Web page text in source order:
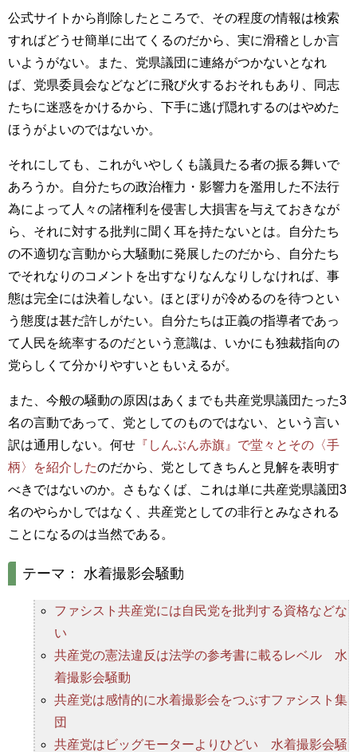
公式サイトから削除したところで、その程度の情報は検索
すればどうせ簡単に出てくるのだから、実に滑稽としか言
いようがない。また、党県議団に連絡がつかないとなれ
ば、党県委員会などなどに飛び火するおそれもあり、同志
たちに迷惑をかけるから、下手に逃げ隠れするのはやめた
ほうがよいのではないか。
それにしても、これがいやしくも議員たる者の振る舞いで
あろうか。自分たちの政治権力・影響力を濫用した不法行
為によって人々の諸権利を侵害し大損害を与えておきなが
ら、それに対する批判に聞く耳を持たないとは。自分たち
の不適切な言動から大騒動に発展したのだから、自分たち
でそれなりのコメントを出すなりなんなりしなければ、事
態は完全には決着しない。ほとぼりが冷めるのを待つとい
う態度は甚だ許しがたい。自分たちは正義の指導者であっ
て人民を統率するのだという意識は、いかにも独裁指向の
党らしくて分かりやすいともいえるが。
また、今般の騒動の原因はあくまでも共産党県議団たった3
名の言動であって、党としてのものではない、という言い
訳は通用しない。何せ 『しんぶん赤旗』で堂々とその〈手
柄〉を紹介したのだから、党としてきちんと見解を表明す
べきではないのか。さもなくば、これは単に共産党県議団3
名のやらかしではなく、共産党としての非行とみなされる
ことになるのは当然である。
テーマ： 水着撮影会騒動
ファシスト共産党には自民党を批判する資格などな
い
共産党の憲法違反は法学の参考書に載るレベル 水
着撮影会騒動
共産党は感情的に水着撮影会をつぶすファシスト集
団
共産党はビッグモーターよりひどい 水着撮影会騒